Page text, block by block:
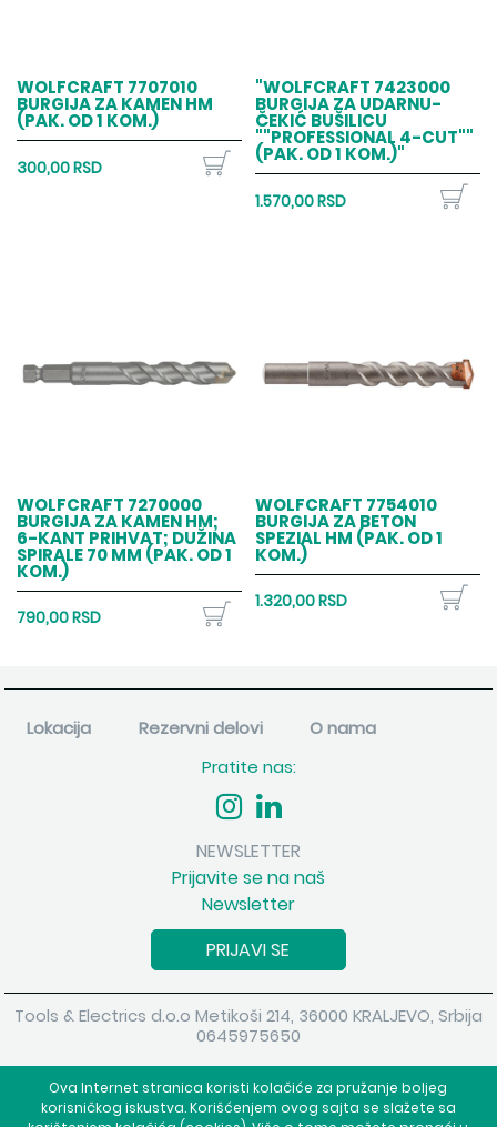
Ova Internet stranica koristi kolačiće za pružanje boljeg
korisničkog iskustva. Korišćenjem ovog sajta se slažete sa
WOLFCRAFT 7707010
BURGIJA ZA KAMEN HM
(PAK. OD 1 KOM.)
300,00 RSD
"WOLFCRAFT 7423000
BURGIJA ZA UDARNU-
ČEKIĆ BUŠILICU
""PROFESSIONAL 4-CUT""
(PAK. OD 1 KOM.)"
1.570,00 RSD
WOLFCRAFT 7270000
BURGIJA ZA KAMEN HM;
6-KANT PRIHVAT; DUŽINA
SPIRALE 70 MM (PAK. OD 1
KOM.)
790,00 RSD
WOLFCRAFT 7754010
BURGIJA ZA BETON
SPEZIAL HM (PAK. OD 1
KOM.)
1.320,00 RSD
Lokacija Rezervni delovi
O nama
Pratite nas:
NEWSLETTER
Prijavite se na naš
Newsletter
PRIJAVI SE
Tools & Electrics d.o.o Metikoši 214, 36000 KRALJEVO, Srbija
0645975650
Powered byshopen.com